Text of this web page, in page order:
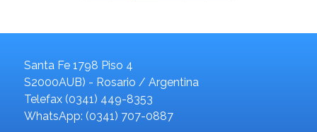
Santa Fe 1798 Piso 4
S2000AUB) - Rosario / Argentina
Telefax (0341) 449-8353
WhatsApp: (0341) 707-0887